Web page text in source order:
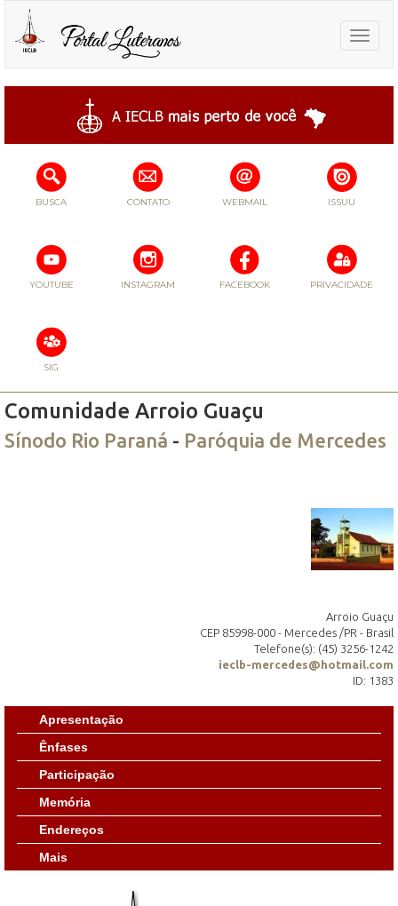
Toggle
BUSCA CONTATO WEBMAIL ISSUU
YOUTUBE INSTAGRAM FACEBOOK PRIVACIDADE
SIG
Comunidade Arroio Guaçu
Sínodo Rio Paraná - Paróquia de Mercedes
Arroio Guaçu
CEP 85998-000 - Mercedes /PR - Brasil
Telefone(s): (45) 3256-1242
ieclb-mercedes@hotmail.com
ID: 1383
Apresentação
Ênfases
Participação
Memória
Endereços
Mais